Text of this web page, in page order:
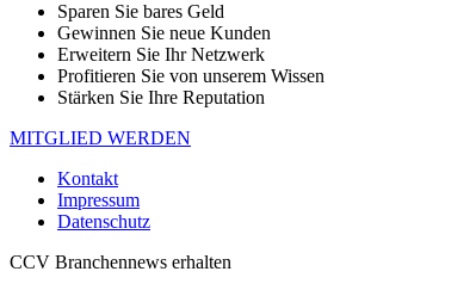
Sparen Sie bares Geld
Gewinnen Sie neue Kunden
Erweitern Sie Ihr Netzwerk
Profitieren Sie von unserem Wissen
Stärken Sie Ihre Reputation
MITGLIED WERDEN
Kontakt
Impressum
Datenschutz
CCV Branchennews erhalten